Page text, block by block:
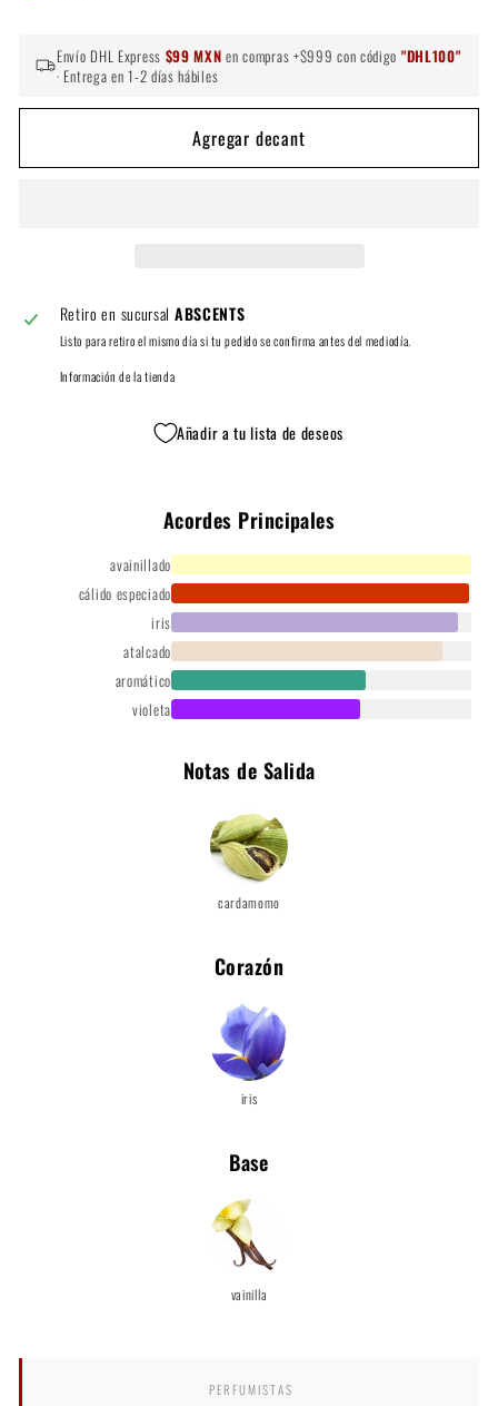
Envío DHL Express $99 MXN en compras +$999 con código "DHL100"
· Entrega en 1-2 días hábiles
Agregar decant
Retiro en sucursal ABSCENTS
Listo para retiro el mismo día si tu pedido se confirma antes del mediodía.
Información de la tienda
Añadir a tu lista de deseos
Acordes Principales
avainillado
cálido especiado
iris
atalcado
aromático
violeta
Notas de Salida
cardamomo
Corazón
iris
Base
vainilla
PERFUMISTAS